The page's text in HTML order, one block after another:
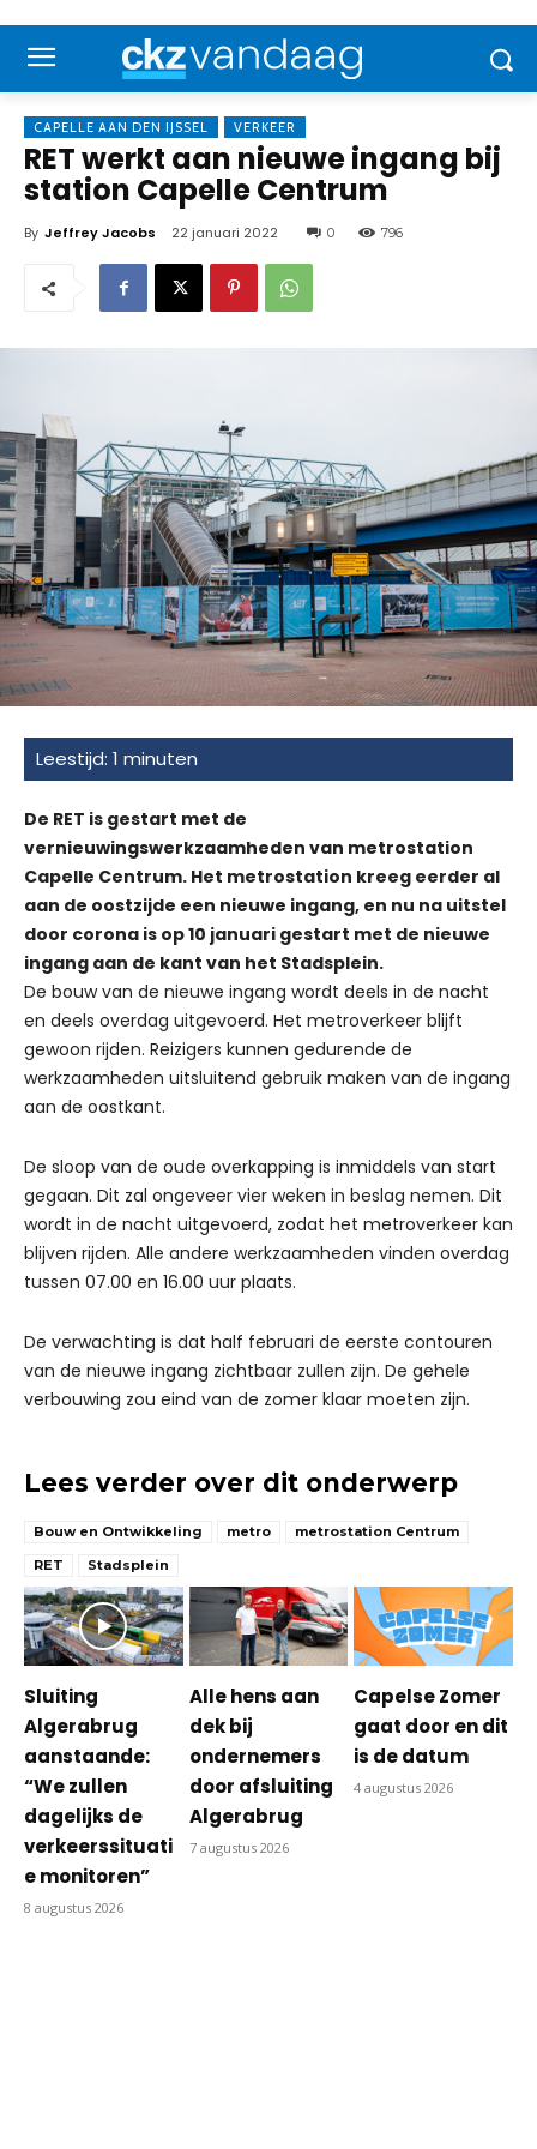
CAPELLE AAN DEN IJSSEL VERKEER
RET werkt aan nieuwe ingang bij
station Capelle Centrum
By Jeffrey Jacobs 22 januari 2022 0 796
De RET is gestart met de
vernieuwingswerkzaamheden van metrostation
Capelle Centrum. Het metrostation kreeg eerder al
aan de oostzijde een nieuwe ingang, en nu na uitstel
door corona is op 10 januari gestart met de nieuwe
ingang aan de kant van het Stadsplein.
De bouw van de nieuwe ingang wordt deels in de nacht
en deels overdag uitgevoerd. Het metroverkeer blijft
gewoon rijden. Reizigers kunnen gedurende de
werkzaamheden uitsluitend gebruik maken van de ingang
aan de oostkant.
De sloop van de oude overkapping is inmiddels van start
gegaan. Dit zal ongeveer vier weken in beslag nemen. Dit
wordt in de nacht uitgevoerd, zodat het metroverkeer kan
blijven rijden. Alle andere werkzaamheden vinden overdag
tussen 07.00 en 16.00 uur plaats.
De verwachting is dat half februari de eerste contouren
van de nieuwe ingang zichtbaar zullen zijn. De gehele
verbouwing zou eind van de zomer klaar moeten zijn.
Lees verder over dit onderwerp
Bouw en Ontwikkeling metro
metrostation Centrum
RET
Stadsplein
Sluiting
Algerabrug
aanstaande:
“We zullen
dagelijks de
verkeerssituati
e monitoren”
8 augustus 2026
Alle hens aan
dek bij
ondernemers
door afsluiting
Algerabrug
7 augustus 2026
Capelse Zomer
gaat door en dit
is de datum
4 augustus 2026